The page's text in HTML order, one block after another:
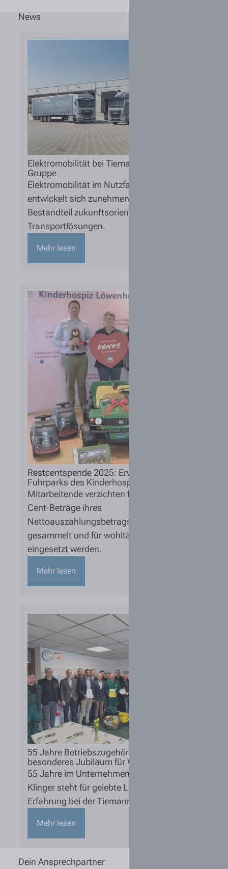
News
Elektromobilität bei Tiemann & Behrens
Gruppe
Elektromobilität im Nutzfahrzeugbereich
entwickelt sich zunehmend zum festen
Bestandteil zukunftsorientierter
Transportlösungen.
Mehr lesen
Restcentspende 2025: Erweiterung des
Fuhrparks des Kinderhospiz Löwenherz
Mitarbeitende verzichten freiwillig auf die
Cent-Beträge ihres
Nettoauszahlungsbetrags, die dann
gesammelt und für wohltägige Zwecke
eingesetzt werden.
Mehr lesen
55 Jahre Betriebszugehörigkeit – ein
besonderes Jubiläum für Wolfgang Klinger
55 Jahre im Unternehmen: Wolfgang
Klinger steht für gelebte Loyalität und
Erfahrung bei der Tiemann Gruppe.
Mehr lesen
Dein Ansprechpartner